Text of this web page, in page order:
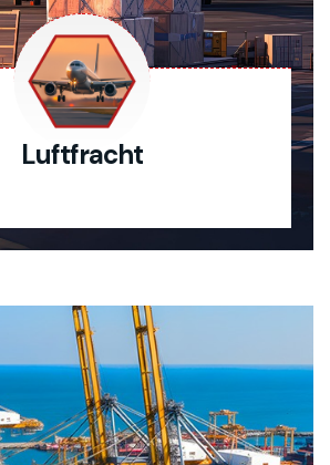
Luftfracht